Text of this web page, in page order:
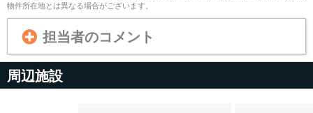
物件所在地とは異なる場合がございます。
担当者のコメント
周辺施設